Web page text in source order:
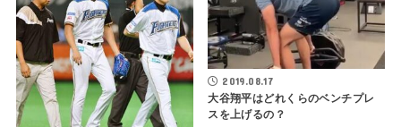
2019.08.17
大谷翔平はどれくらのベンチプレ
スを上げるの？